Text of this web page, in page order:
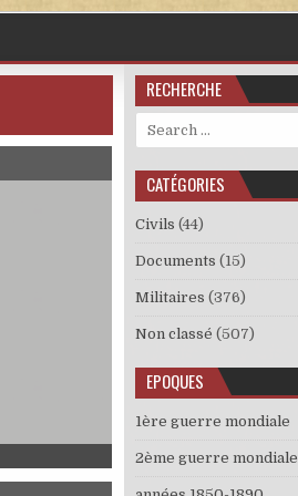
RECHERCHE
Search for:
CATÉGORIES
Civils (44)
Documents (15)
Militaires (376)
Non classé (507)
EPOQUES
1ère guerre mondiale
2ème guerre mondiale